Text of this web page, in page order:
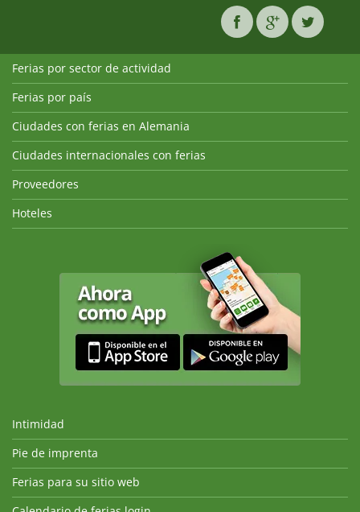
Ferias por sector de actividad
Ferias por país
Ciudades con ferias en Alemania
Ciudades internacionales con ferias
Proveedores
Hoteles
Intimidad
Pie de imprenta
Ferias para su sitio web